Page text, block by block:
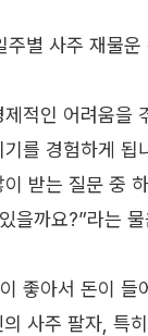
적인 어려움을
를 경험하게 됩
받는 질문 중
을까요?”라는
좋아서 돈이 들
사주 팔자, 특